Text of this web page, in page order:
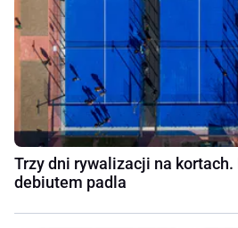
Trzy dni rywalizacji na kortach.
debiutem padla